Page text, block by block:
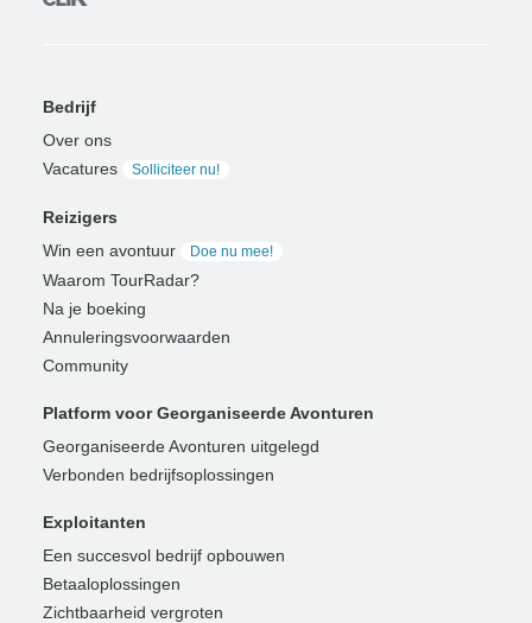
Bedrijf
Over ons
Vacatures
Solliciteer nu!
Reizigers
Win een avontuur
Doe nu mee!
Waarom TourRadar?
Na je boeking
Annuleringsvoorwaarden
Community
Platform voor Georganiseerde Avonturen
Georganiseerde Avonturen uitgelegd
Verbonden bedrijfsoplossingen
Exploitanten
Een succesvol bedrijf opbouwen
Betaaloplossingen
Zichtbaarheid vergroten